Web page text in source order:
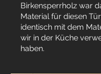
Birkensperrholz war
Material für diesen
identisch mit dem
wir in der Küche
haben.